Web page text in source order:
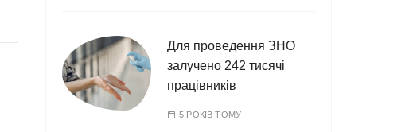
Для проведення ЗНО
залучено 242 тисячі
працівників
5 РОКІВ ТОМУ